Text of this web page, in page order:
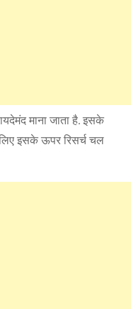
माना जाता है. इसके
इसके ऊपर रिसर्च चल